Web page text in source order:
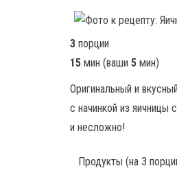
3 порции
15 мин (ваши 5 мин)
Оригинальный и
с начинкой из
и несложно!
Продукты (на 3